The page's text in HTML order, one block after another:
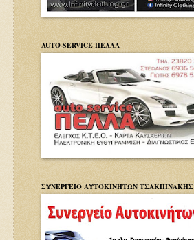
AUTO-SERVICE ΠΕΛΛΑ
ΣΥΝΕΡΓΕΙΟ ΑΥΤΟΚΙΝΗΤΩΝ ΤΣΑΚΠΙΝΑΚΗΣ